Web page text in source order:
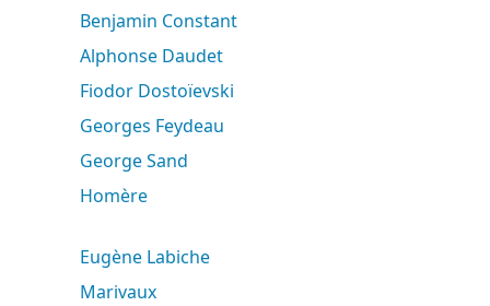
Benjamin Constant
Alphonse Daudet
Fiodor Dostoïevski
Georges Feydeau
George Sand
Homère
Eugène Labiche
Marivaux